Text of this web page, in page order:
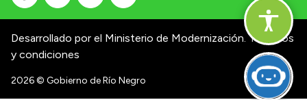
Desarrollado por el Ministerio de Modernización. Términos
y condiciones
2026© Gobierno de Río Negro